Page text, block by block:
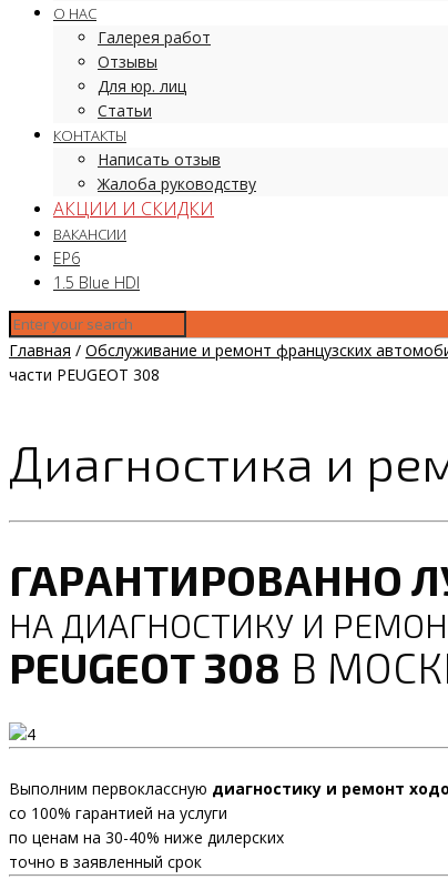
О НАС
Галерея работ
Отзывы
Для юр. лиц
Статьи
КОНТАКТЫ
Написать отзыв
Жалоба руководству
АКЦИИ И СКИДКИ
ВАКАНСИИ
EP6
1.5 Blue HDI
Главная / Обслуживание и ремонт французских
части PEUGEOT 308
Диагностика и
ГАРАНТИРОВАННО
НА ДИАГНОСТИКУ И
PEUGEOT 308 В
Выполним первоклассную диагностику и ремонт
со 100% гарантией на услуги
по ценам на 30-40% ниже дилерских
точно в заявленный срок